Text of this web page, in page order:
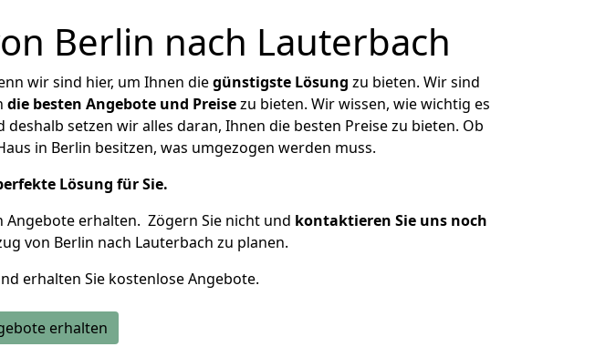
Berlin nach Lauterbach
wir sind hier, um Ihnen diegünstigste Lösung zu bieten. Wir sind
die besten Angebote und Preisezu bieten. Wir wissen, wie wichtig es
setzen wir alles daran, Ihnen die besten Preise zu bieten. Ob
in Berlin besitzen, was umgezogen werden muss.
Lösung für Sie.
Angebote erhalten. Zögern Sie nicht und kontaktieren Sie uns noch
von Berlin nach Lauterbach zu planen.
erhalten Sie kostenlose Angebote.
erhalten